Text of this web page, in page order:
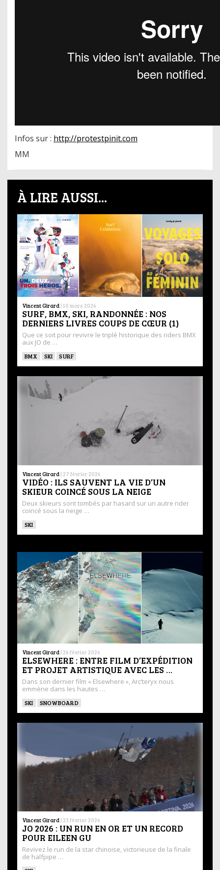
Infos sur : http://protestpinit.com
MM
À LIRE AUSSI...
Vincent Girard | 10 mars 2026
SURF, BMX, SKI, RANDONNÉE : NOS
DERNIERS LIVRES COUPS DE CŒUR (1)
Que ce soit pour revivre le triplé historique des riders BMX
aux JO de …
BMX SKI SURF
Vincent Girard | 27 février 2026
VIDÉO : ILS SAUVENT LA VIE D’UN
SKIEUR COINCÉ SOUS LA NEIGE
Deux skieurs sont tombés par hasard sur un autre rider
coincé sous la neige …
SKI
Vincent Girard | 26 février 2026
ELSEWHERE : ENTRE FILM D’EXPÉDITION
ET PROJET ARTISTIQUE AVEC LES …
Dans son dernier film « Elsewhere », Arc’teryx nous
emmène dans les hautes …
SKI SNOWBOARD
Vincent Girard | 23 février 2026
JO 2026 : UN RUN EN OR ET UN RECORD
POUR EILEEN GU
Revivez le run de la star chinoise, victorieuse de la finale
de halfpipe …